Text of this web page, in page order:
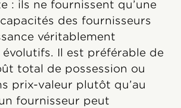
: ils ne fournissent qu’une
des fournisseurs
véritablement
Il est préférable de
total de possession ou
prix-valeur plutôt qu’au
fournisseur peut